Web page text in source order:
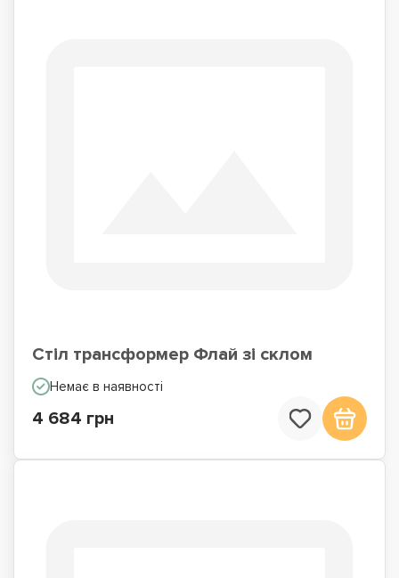
Стіл трансформер Флай зі склом
Немає в наявності
4 684 грн